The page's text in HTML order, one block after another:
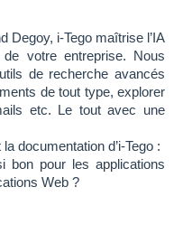
Degoy, i-Tego maîtrise l’IA
votre entreprise. Nous
de recherche avancés
de tout type, explorer
etc. Le tout avec une
documentation d’i-Tego :
bon pour les applications
Web ?